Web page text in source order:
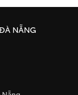
NẴNG